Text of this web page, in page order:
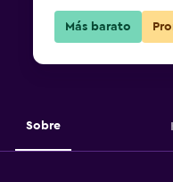
Sobre
Más barato